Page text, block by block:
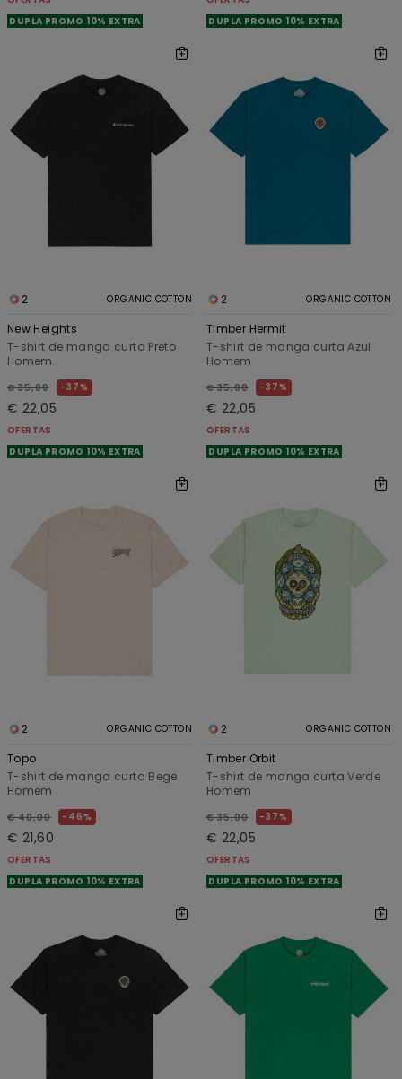
DUPLA PROMO 10% EXTRA
DUPLA PROMO 10% EXTRA
2 ORGANIC COTTON
New Heights
T-shirt de manga curta Preto
Homem
€ 35,00 37%
€ 22,05
OFERTAS
DUPLA PROMO 10% EXTRA
2 ORGANIC COTTON
Timber Hermit
T-shirt de manga curta Azul
Homem
€ 35,00 37%
€ 22,05
OFERTAS
DUPLA PROMO 10% EXTRA
2 ORGANIC COTTON
Topo
T-shirt de manga curta Bege
Homem
€ 40,00 46%
€ 21,60
OFERTAS
DUPLA PROMO 10% EXTRA
2 ORGANIC COTTON
Timber Orbit
T-shirt de manga curta Verde
Homem
€ 35,00 37%
€ 22,05
OFERTAS
DUPLA PROMO 10% EXTRA